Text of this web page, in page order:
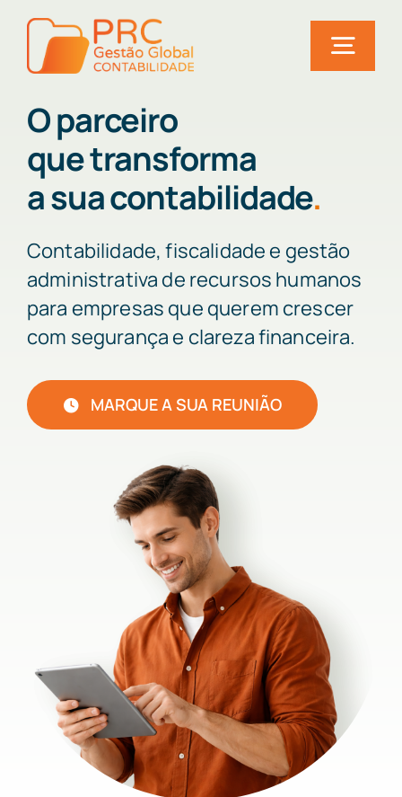
Skip
content
Home
Serviços
Soluções
Utilidades
Quem somos
Notícias
Fale connosco!
O parceiro
que transforma
a sua contabilidade.
Contabilidade, fiscalidade e gestão
administrativa de recursos humanos
para empresas que querem crescer
com segurança e clareza financeira.
MARQUE A SUA REUNIÃO